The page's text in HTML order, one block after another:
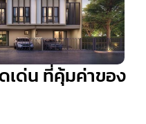
เด่น ที่คุ้มค่าของ